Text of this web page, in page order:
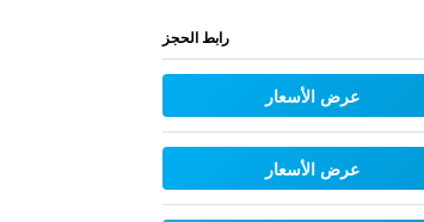
رابط الحجز
عرض الأسعار
عرض الأسعار